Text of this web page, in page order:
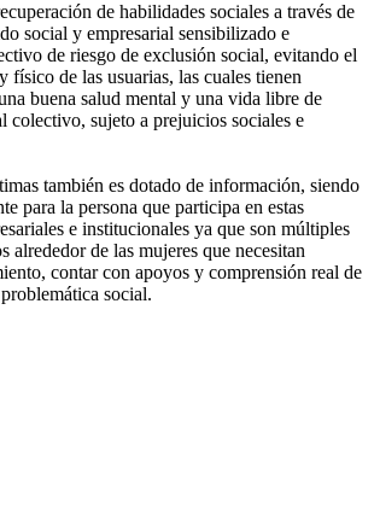
de habilidades sociales a través de
social y empresarial sensibilizado e
de riesgo de exclusión social, evitando el
físico de las usuarias, las cuales tienen
buena salud mental y una vida libre de
colectivo, sujeto a prejuicios sociales e
también es dotado de información, siendo
para la persona que participa en estas
e institucionales ya que son múltiples
alrededor de las mujeres que necesitan
contar con apoyos y comprensión real de
social.